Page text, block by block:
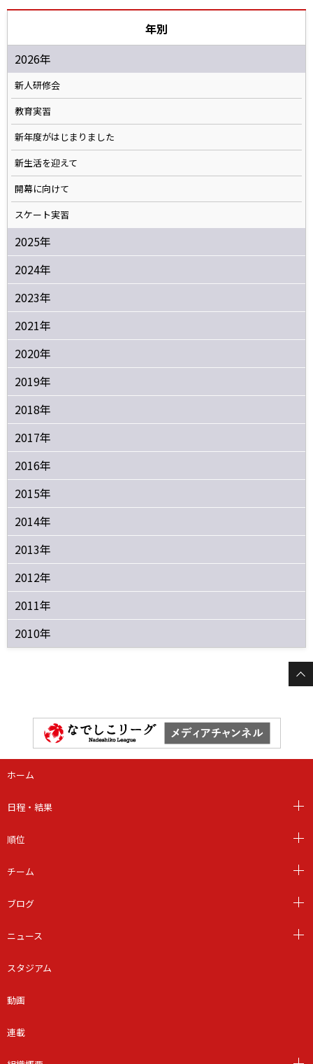
年別
2026年
新人研修会
教育実習
新年度がはじまりました
新生活を迎えて
開幕に向けて
スケート実習
2025年
2024年
2023年
2021年
2020年
2019年
2018年
2017年
2016年
2015年
2014年
2013年
2012年
2011年
2010年
ホーム
日程・結果
順位
チーム
ブログ
ニュース
スタジアム
動画
連載